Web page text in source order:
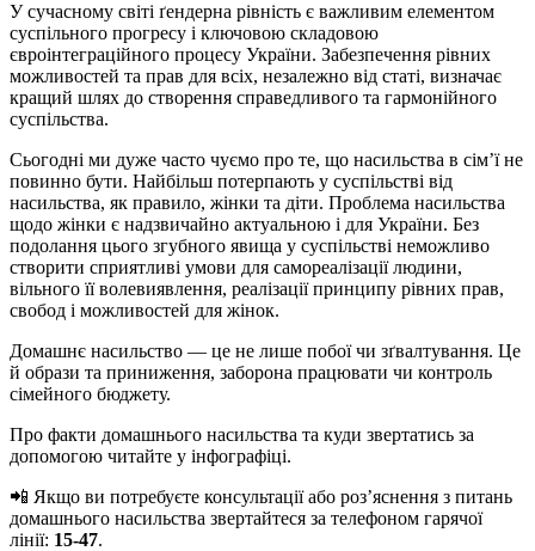
У сучасному світі ґендерна рівність є важливим елементом
суспільного прогресу і ключовою складовою
євроінтеграційного процесу України. Забезпечення рівних
можливостей та прав для всіх, незалежно від статі, визначає
кращий шлях до створення справедливого та гармонійного
суспільства.
Сьогодні ми дуже часто чуємо про те, що насильства в сім’ї не
повинно бути. Найбільш потерпають у суспільстві від
насильства, як правило, жінки та діти. Проблема насильства
щодо жінки є надзвичайно актуальною і для України. Без
подолання цього згубного явища у суспільстві неможливо
створити сприятливі умови для самореалізації людини,
вільного її волевиявлення, реалізації принципу рівних прав,
свобод і можливостей для жінок.
Домашнє насильство — це не лише побої чи зґвалтування. Це
й образи та приниження, заборона працювати чи контроль
сімейного бюджету.
Про факти домашнього насильства та куди звертатись за
допомогою читайте у інфографіці.
📲 Якщо ви потребуєте консультації або роз’яснення з питань
домашнього насильства звертайтеся за телефоном гарячої
лінії: 15-47.